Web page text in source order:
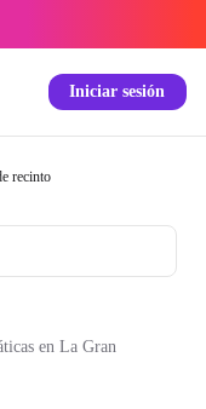
Iniciar sesión
recinto
en La Gran